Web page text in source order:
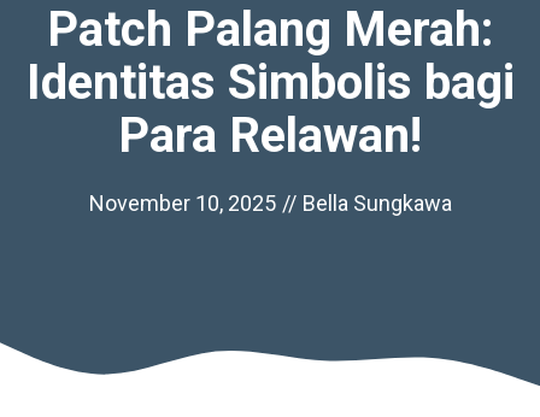
Patch Palang Merah:
Identitas Simbolis bagi
Para Relawan!
November 10, 2025 // Bella Sungkawa